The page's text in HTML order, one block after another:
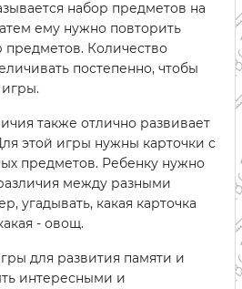
набор предметов на
ему нужно повторить
предметов. Количество
постепенно, чтобы
также отлично развивает
этой игры нужны карточки с
предметов. Ребенку нужно
между разными
угадывать, какая карточка
- овощ.
для развития памяти и
интересными и